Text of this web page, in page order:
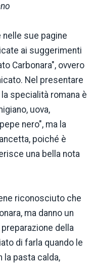
sue pagine
ai suggerimenti
Carbonara", ovvero
Nel presentare
specialità romana è
uova,
nero", ma la
poiché è
una bella nota
riconosciuto che
ma danno un
della
di farla quando le
la pasta calda,